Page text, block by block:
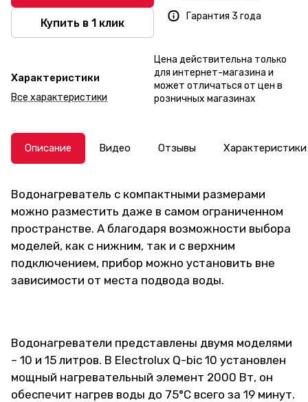
Купить в 1 клик
Характеристики
Все характеристики
Гарантия 3 года
Цена действительна только
для интернет-магазина и
может отличаться от цен в
розничных магазинах
Описание Видео Отзывы Характеристики
Водонагреватель с компактными размерами
можно разместить даже в самом ограниченном
пространстве. А благодаря возможности выбора
моделей, как с нижним, так и с верхним
подключением, прибор можно установить вне
зависимости от места подвода воды.
Водонагреватели представлены двумя моделями
– 10 и 15 литров. В Electrolux Q-bic 10 установлен
мощный нагревательный элемент 2000 Вт, он
обеспечит нагрев воды до 75°C всего за 19 минут.